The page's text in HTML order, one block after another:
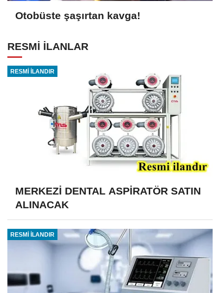
Otobüste şaşırtan kavga!
RESMİ İLANLAR
RESMİ İLANDIR
MERKEZİ DENTAL ASPİRATÖR SATIN
ALINACAK
RESMİ İLANDIR